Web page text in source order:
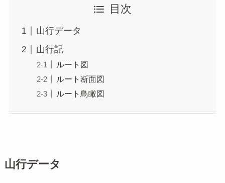
目次
山行データ
山行記
ルート図
ルート断面図
ルート鳥瞰図
山行データ